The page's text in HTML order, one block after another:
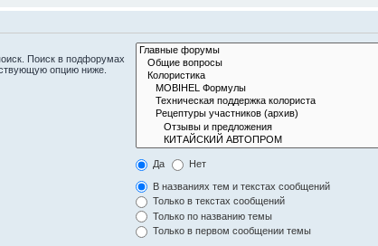
Поиск в подфорумах
опцию ниже.
Да Нет
В названиях тем и текстах сообщений
Только в текстах сообщений
Только по названию темы
Только в первом сообщении темы